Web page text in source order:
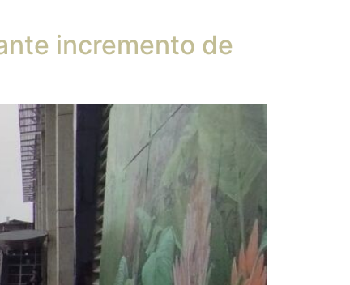
incremento de